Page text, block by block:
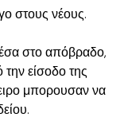
στους νέους.
στο απόβραδο,
είσοδο της
μπορουσαν να